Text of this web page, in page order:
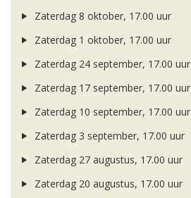
Zaterdag 8 oktober, 17.00 uur
Zaterdag 1 oktober, 17.00 uur
Zaterdag 24 september, 17.00 uur
Zaterdag 17 september, 17.00 uur
Zaterdag 10 september, 17.00 uur
Zaterdag 3 september, 17.00 uur
Zaterdag 27 augustus, 17.00 uur
Zaterdag 20 augustus, 17.00 uur